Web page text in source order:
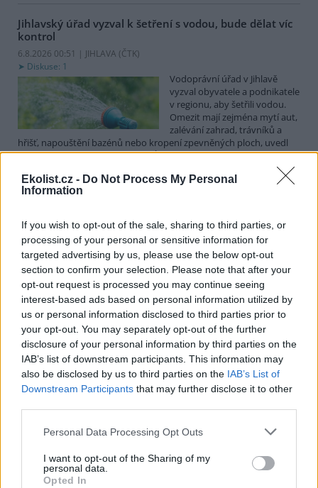
Ekolist.cz - Do Not Process My Personal
Information
If you wish to opt-out of the sale, sharing to third parties, or
processing of your personal or sensitive information for
targeted advertising by us, please use the below opt-out
section to confirm your selection. Please note that after your
opt-out request is processed you may continue seeing
interest-based ads based on personal information utilized by
us or personal information disclosed to third parties prior to
your opt-out. You may separately opt-out of the further
disclosure of your personal information by third parties on the
IAB’s list of downstream participants. This information may
also be disclosed by us to third parties on the IAB’s List of
Downstream Participants that may further disclose it to other
Personal Data Processing Opt Outs
I want to opt-out of the Sharing of my
personal data.
Opted In
Jihlavský úřad vyzval k šetření s vodou, bude dělat víc
kontrol
6.8.2026 00:51 | JIHLAVA (ČTK)
Diskuse: 1
Vodoprávní úřad v Jihlavě
vyzval obyvatele a podnikatele
v regionu, aby šetřili vodou.
Omezit mají zejména mytí aut,
zalévání zahrad, trávníků a
hřišť, napouštění bazénů nebo kropení zpevněných ploch, uvedl
mluvčí radnice Radovan Daněk. Úřad podle něj bude víc
kontrolovat povolené odběry. Výzva k šetření vodou platí pro
všechny obce spadající pod Jihlavu jako obec s rozšířenou
působností.
Celníci odhalili gang překupníků papoušků, zajistili
stovku ptáků
5.8.2026 20:13 ( ČTK
Celníci odhalili gang
překupníků chráněných druhů
papoušků působící v několika
krajích a zajistili asi stovku
ptáků. S odchytem a
zajištěním zvířat celníkům pomohly zoo v Praze, Zlíně a Ostravě. V
ostravské zahradě také papoušci nalezli dočasné útočiště. V
tiskové zprávě nawebucelníků to oznámila mluvčí Celní správy ČR
Martina Kaňková. Případem se zabývá policie.
pronásledovali velrybáře
Islandské úřady nařídily
vyhoštění 21 aktivistů